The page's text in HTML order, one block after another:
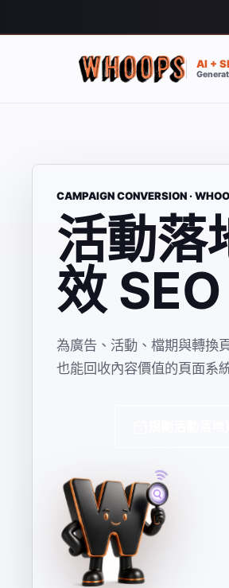
AI +
CAMPAIGN CONVERSION ·
活動落
效 SEO
為廣告、活動、檔期與轉換
也能回收內容價值的頁面系